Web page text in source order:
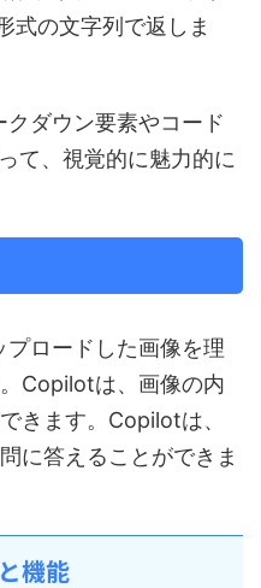
式の文字列で返しま
ダウン要素やコード
て、視覚的に魅力的に
ロードした画像を理
Copilotは、画像の内
きます。Copilotは、
に答えることができま
機能